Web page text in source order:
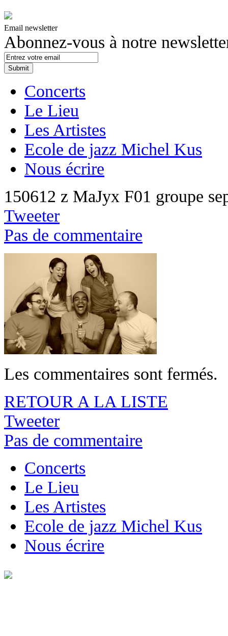
Email newsletter
Abonnez-vous à notre
Concerts
Le Lieu
Les Artistes
Ecole de jazz Michel Kus
Nous écrire
150612 z MaJyx F01 groupe
Tweeter
Pas de commentaire
Les commentaires sont fermés.
RETOUR A LA LISTE
Tweeter
Pas de commentaire
Concerts
Le Lieu
Les Artistes
Ecole de jazz Michel Kus
Nous écrire